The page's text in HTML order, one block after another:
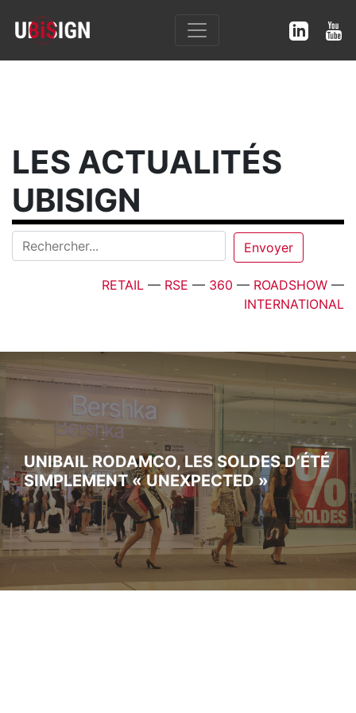
LES ACTUALITÉS
UBISIGN
RETAIL — RSE — 360 — ROADSHOW —
INTERNATIONAL
UNIBAIL RODAMCO, LES SOLDES D’ÉTÉ
SIMPLEMENT « UNEXPECTED »